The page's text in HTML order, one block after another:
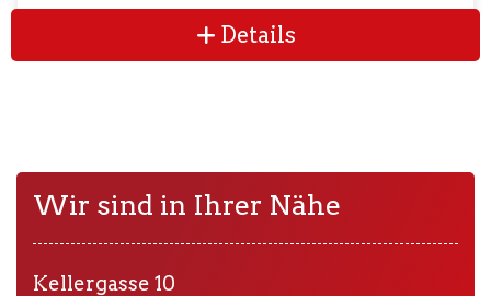
Details
Wir sind in Ihrer Nähe
Kellergasse 10